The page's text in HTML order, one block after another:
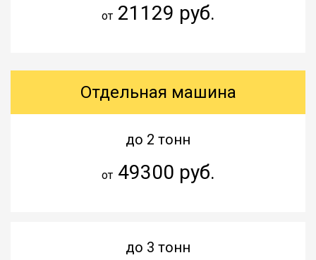
от21129 руб.
Отдельная машина
до 2 тонн
от49300 руб.
до 3 тонн